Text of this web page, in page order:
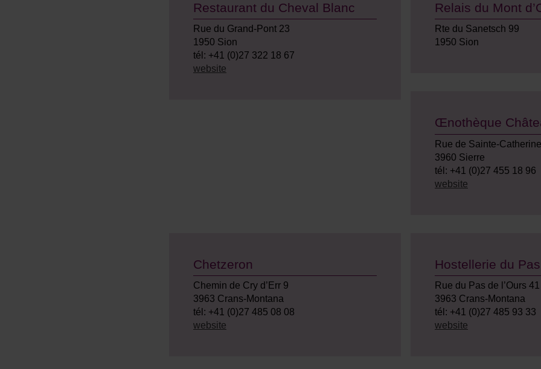
Restaurant du Cheval Blanc
Rue du Grand-Pont 23
1950 Sion
tél: +41 (0)27 322 18 67
website
Relais du Mont
Rte du Sanetsch 99
1950 Sion
Œnothèque
Rue de Sainte-
3960 Sierre
tél: +41 (0)27 455 18 96
website
Chetzeron
Chemin de Cry d’Err 9
3963 Crans-Montana
tél: +41 (0)27 485 08 08
website
Hostellerie du
Rue du Pas de l’Ours 41
3963 Crans-Montana
tél: +41 (0)27 485 93 33
website